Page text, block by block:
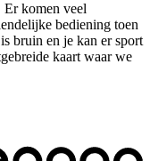
Er komen veel
bediening toen
bruin en je kan er sport
kaart waar we